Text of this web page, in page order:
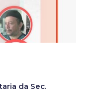
da Sec.